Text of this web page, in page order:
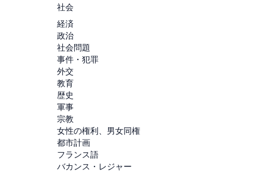
社会
経済
政治
社会問題
事件・犯罪
外交
教育
歴史
軍事
宗教
女性の権利、男女同権
都市計画
フランス語
バカンス・レジャー